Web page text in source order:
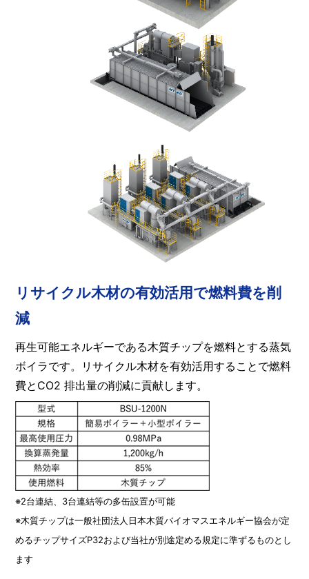
リサイクル木材の有効活用で燃料費を削
減
再生可能エネルギーである木質チップを燃料とする蒸気
ボイラです。リサイクル木材を有効活用することで燃料
費とCO2 排出量の削減に貢献します。
※2台連結、3台連結等の多缶設置が可能
※木質チップは一般社団法人日本木質バイオマスエネルギー協会が定
めるチップサイズP32および当社が別途定める規定に準ずるものとし
ます